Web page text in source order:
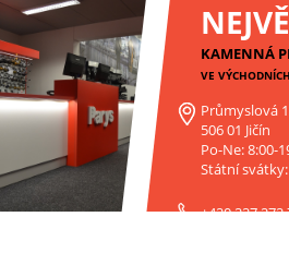
KAMENNÁ
VE
Průmyslová
506 01 Jičín
Po-Ne: 8:00-
Státní
+420 227 272